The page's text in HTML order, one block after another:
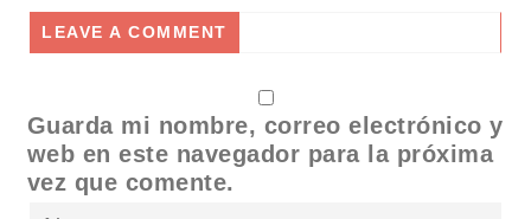
LEAVE A COMMENT
Guarda mi nombre, correo electrónico y
web en este navegador para la próxima
vez que comente.